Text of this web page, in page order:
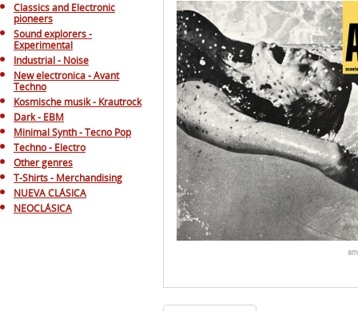
Classics and Electronic
pioneers
Sound explorers -
Experimental
Industrial - Noise
New electronica - Avant
Techno
Kosmische musik - Krautrock
Dark - EBM
Minimal Synth - Tecno Pop
Techno - Electro
Other genres
T-Shirts - Merchandising
NUEVA CLÁSICA
NEOCLÁSICA